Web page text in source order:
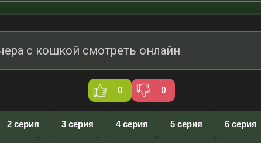
с кошкой смотреть онлайн
0 0
2 серия 3 серия 4 серия 5 серия 6 серия